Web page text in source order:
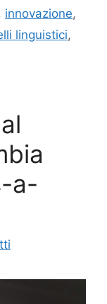
, innovazione,
linguistici,
a-